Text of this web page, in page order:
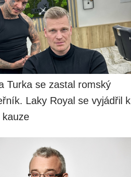
Turka se zastal romský
Laky Royal se vyjádřil k
kauze